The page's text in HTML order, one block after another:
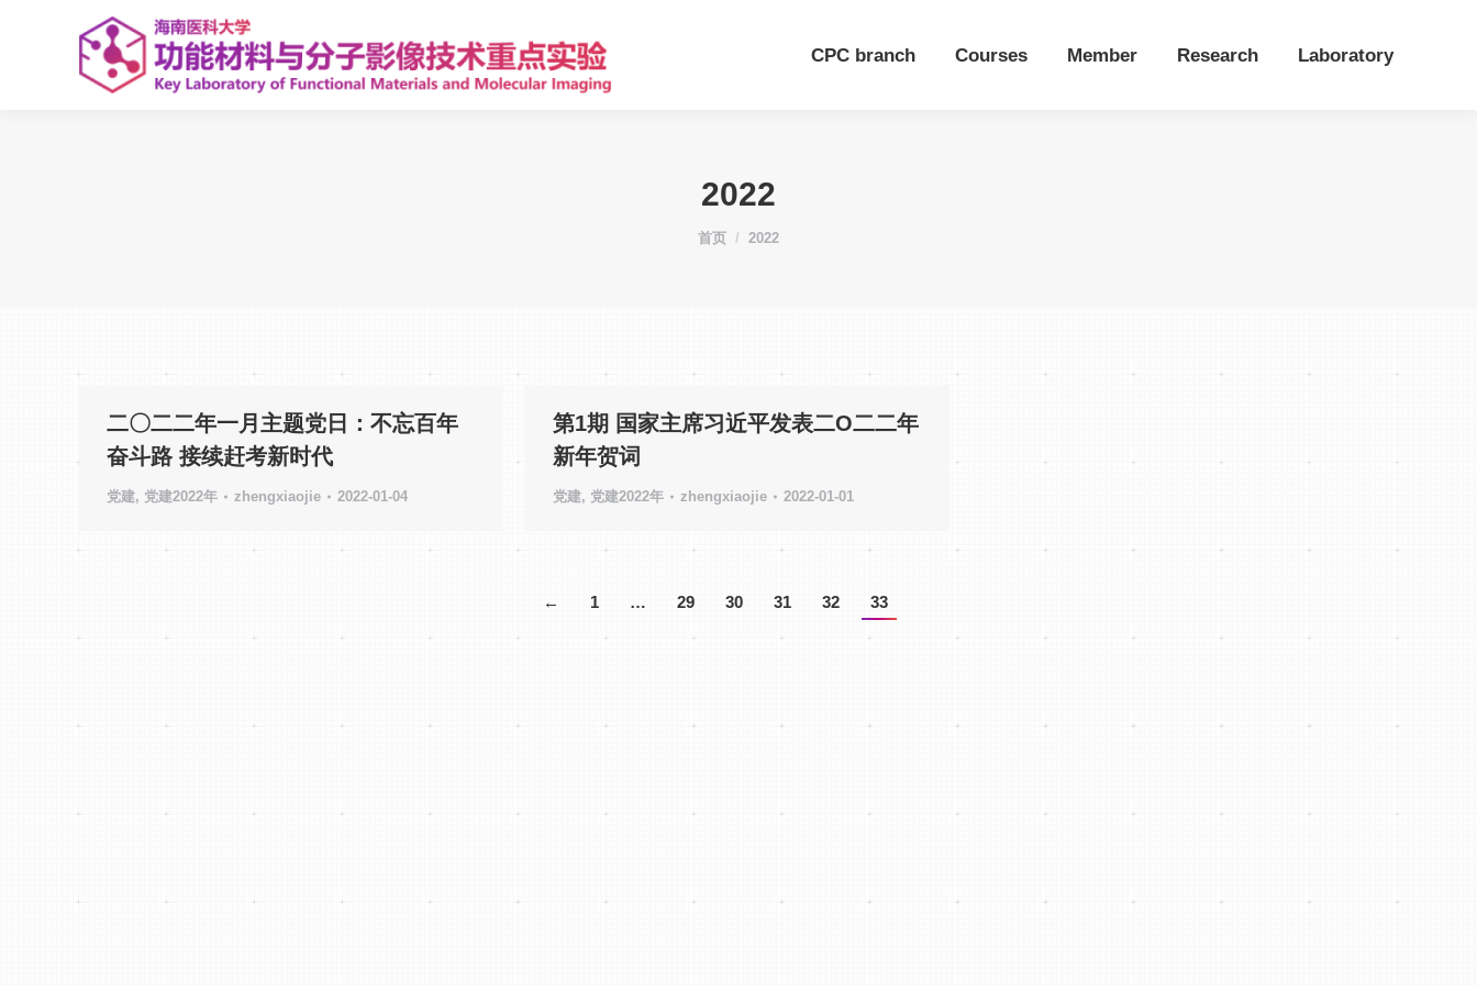
CPC branch Courses Member Research Laboratory
2022
您在这里：
首页 2022
二〇二二年一月主题党日：不忘百年
奋斗路 接续赶考新时代
党建, 党建2022年 zhengxiaojie 2022-01-04
第1期 国家主席习近平发表二O二二年
新年贺词
党建, 党建2022年 zhengxiaojie 2022-01-01
← 1 … 29 30 31 32 33